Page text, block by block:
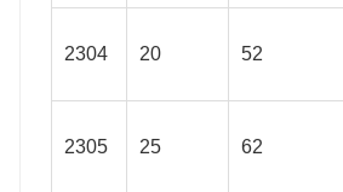
2304 20 52
2305 25 62